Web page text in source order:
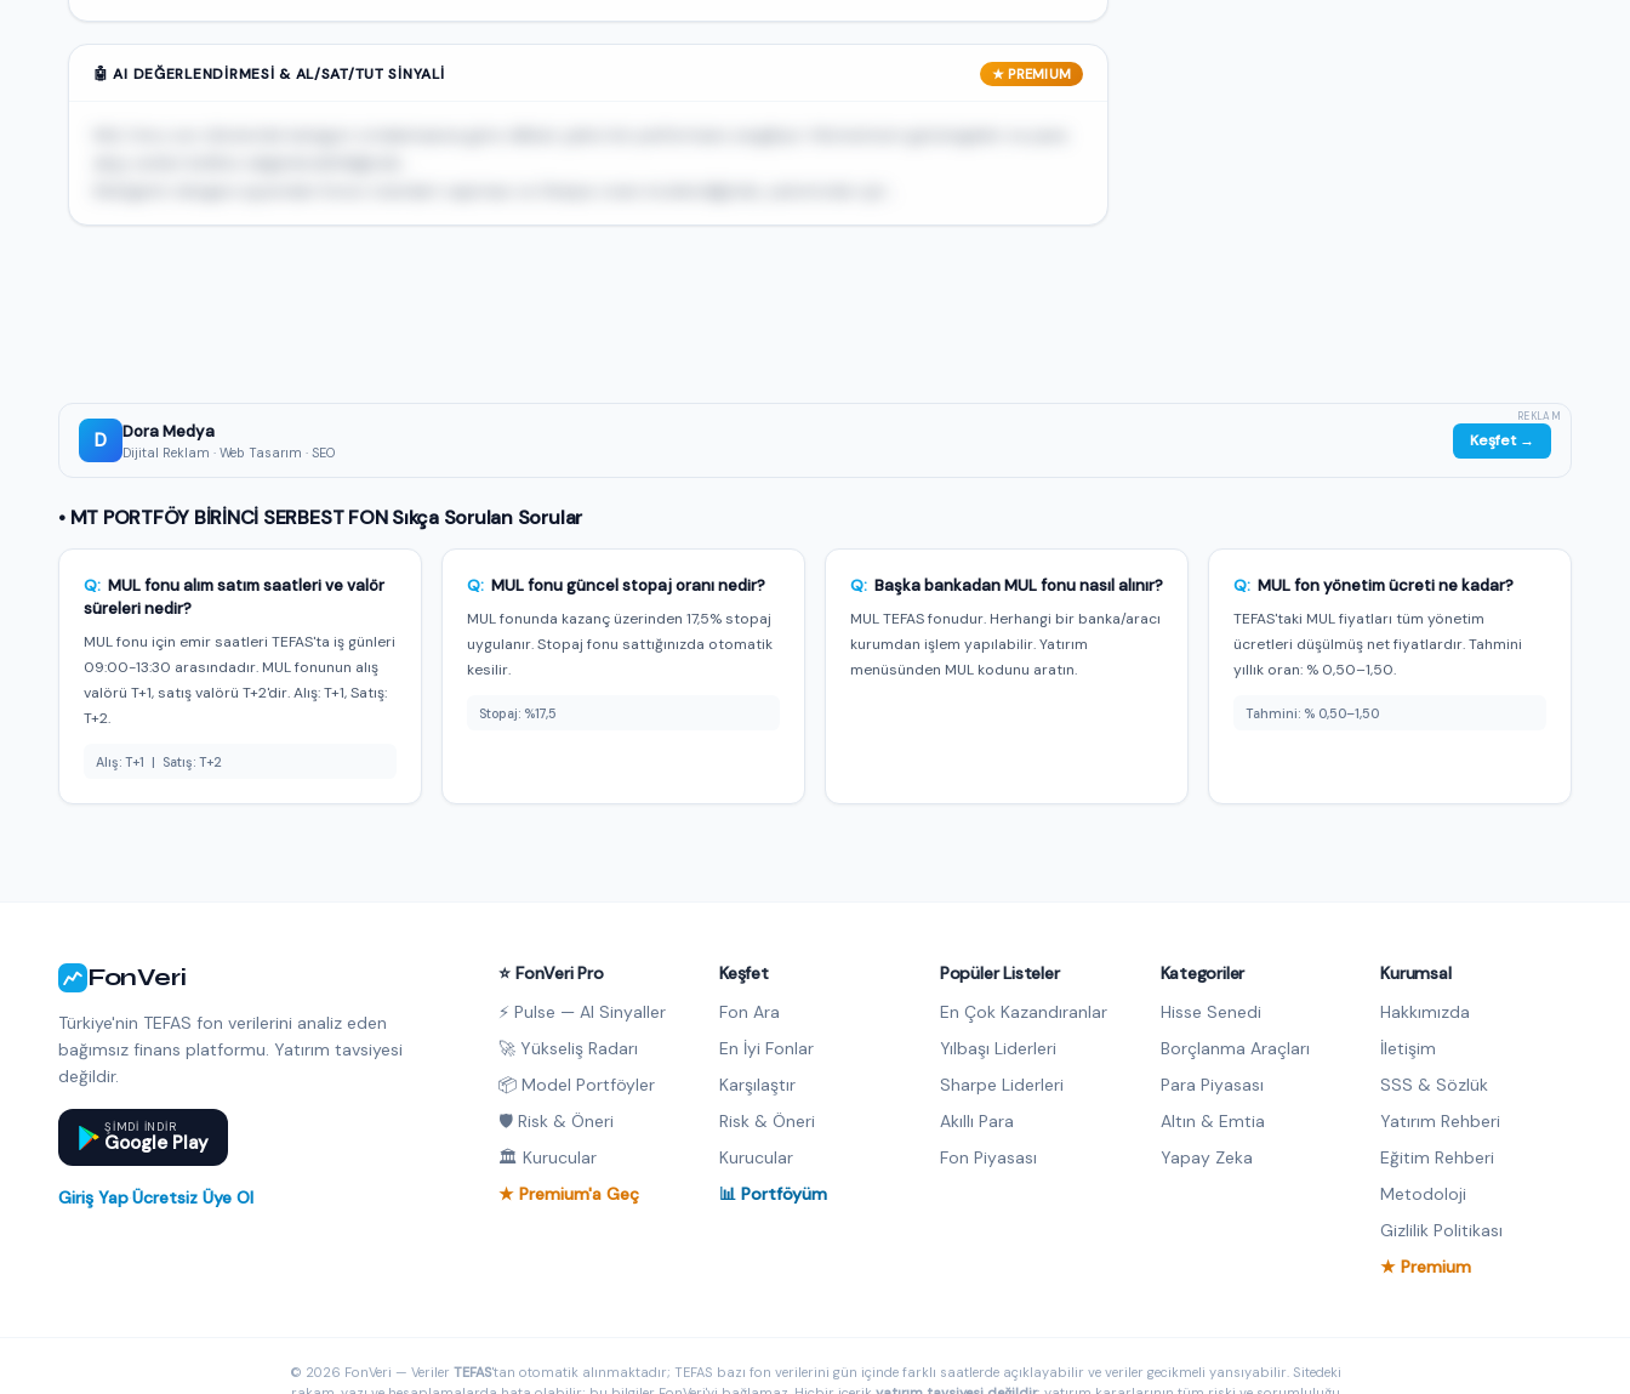
🤖 AI DEĞERLENDIRMESI & AL/SAT/TUT SINYALI ★ PREMIUM
D Dora Medya
Dijital Reklam · Web Tasarım · SEO
Keşfet →
REKLAM
• MT PORTFÖY BİRİNCİ SERBEST FON Sıkça Sorulan Sorular
Q: MUL fonu alım satım saatleri ve valör
süreleri nedir?
MUL fonu için emir saatleri TEFAS'ta iş günleri
09:00-13:30 arasındadır. MUL fonunun alış
valörü T+1, satış valörü T+2'dir. Alış: T+1, Satış:
T+2.
Alış: T+1 | Satış: T+2
Q: MUL fonu güncel stopaj oranı nedir?
MUL fonunda kazanç üzerinden 17,5% stopaj
uygulanır. Stopaj fonu sattığınızda otomatik
kesilir.
Stopaj: %17,5
Q: Başka bankadan MUL fonu nasıl alınır?
MUL TEFAS fonudur. Herhangi bir banka/aracı
kurumdan işlem yapılabilir. Yatırım
menüsünden MUL kodunu aratın.
Q: MUL fon yönetim ücreti ne kadar?
TEFAS'taki MUL fiyatları tüm yönetim
ücretleri düşülmüş net fiyatlardır. Tahmini
yıllık oran: % 0,50–1,50.
Tahmini: % 0,50–1,50
FonVeri
Türkiye'nin TEFAS fon verilerini analiz eden
bağımsız finans platformu. Yatırım tavsiyesi
değildir.
ŞIMDI INDIR
Google Play
Giriş Yap·Ücretsiz Üye Ol
⭐ FonVeri Pro
⚡ Pulse — AI Sinyaller
🚀 Yükseliş Radarı
📦 Model Portföyler
🛡️ Risk & Öneri
🏛️ Kurucular
★ Premium'a Geç
Keşfet
Fon Ara
En İyi Fonlar
Karşılaştır
Risk & Öneri
Kurucular
📊 Portföyüm
Popüler Listeler
En Çok Kazandıranlar
Yılbaşı Liderleri
Sharpe Liderleri
Akıllı Para
Fon Piyasası
Kategoriler
Hisse Senedi
Borçlanma Araçları
Para Piyasası
Altın & Emtia
Yapay Zeka
Kurumsal
Hakkımızda
İletişim
SSS & Sözlük
Yatırım Rehberi
Eğitim Rehberi
Metodoloji
Gizlilik Politikası
★ Premium
© 2026 FonVeri — Veriler TEFAS'tan otomatik alınmaktadır; TEFAS bazı fon verilerini gün içinde farklı saatlerde açıklayabilir ve veriler gecikmeli yansıyabilir. Sitedeki